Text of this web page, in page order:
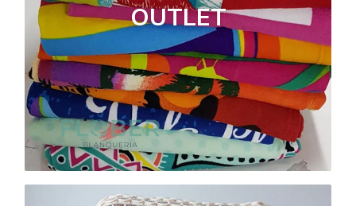
OUTLET